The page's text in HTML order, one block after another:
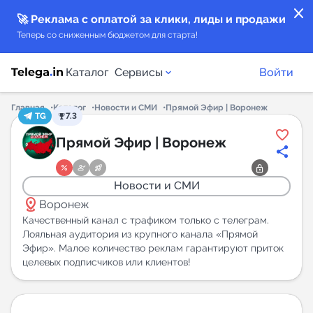
close
🚀 Реклама с оплатой за клики, лиды и продажи
Теперь со сниженным бюджетом для старта!
Каталог Сервисы
Каталог каналов
Каталог ботов
Горящие предложения
Индекс читаемости каналов в Telegram
Войти
Главная Каталог Новости и СМИ
Прямой Эфир | Воронеж
TG
7.3
Прямой Эфир | Воронеж
Новости и СМИ
distance Воронеж
Качественный канал с трафиком только с телеграм.
Лояльная аудитория из крупного канала «Прямой
Эфир». Малое количество реклам гарантируют приток
целевых подписчиков или клиентов!